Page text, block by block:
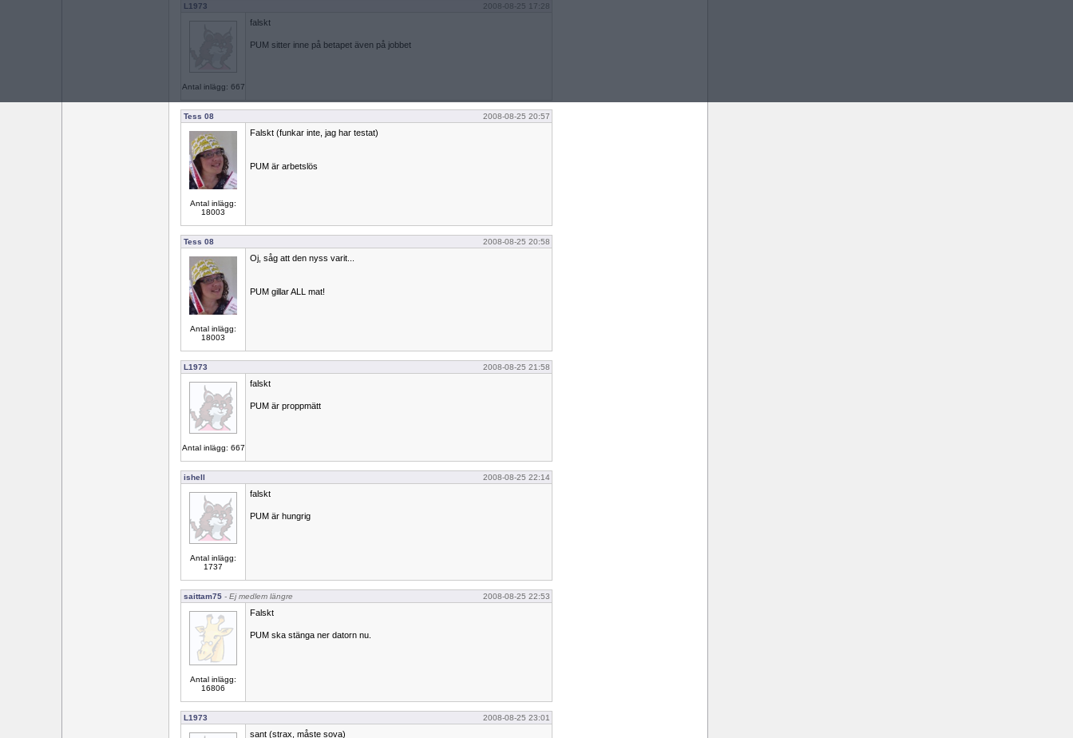
L1973 2008-08-25 17:28
Antal inlägg: 667
falskt
PUM sitter inne på betapet även på jobbet
Tess 08 2008-08-25 20:57
Antal inlägg:
18003
Falskt (funkar inte, jag har testat)
PUM är arbetslös
Tess 08 2008-08-25 20:58
Antal inlägg:
18003
Oj, såg att den nyss varit...
PUM gillar ALL mat!
L1973 2008-08-25 21:58
Antal inlägg: 667
falskt
PUM är proppmätt
ishell 2008-08-25 22:14
Antal inlägg:
1737
falskt
PUM är hungrig
saittam75 - Ej medlem längre 2008-08-25 22:53
Antal inlägg:
16806
Falskt
PUM ska stänga ner datorn nu.
L1973 2008-08-25 23:01
sant (strax, måste sova)